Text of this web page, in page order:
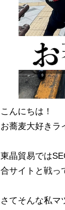
こんにちは！
お蕎麦大好きラ
東晶貿易では
合サイトと戦っ
さてそんな私マ